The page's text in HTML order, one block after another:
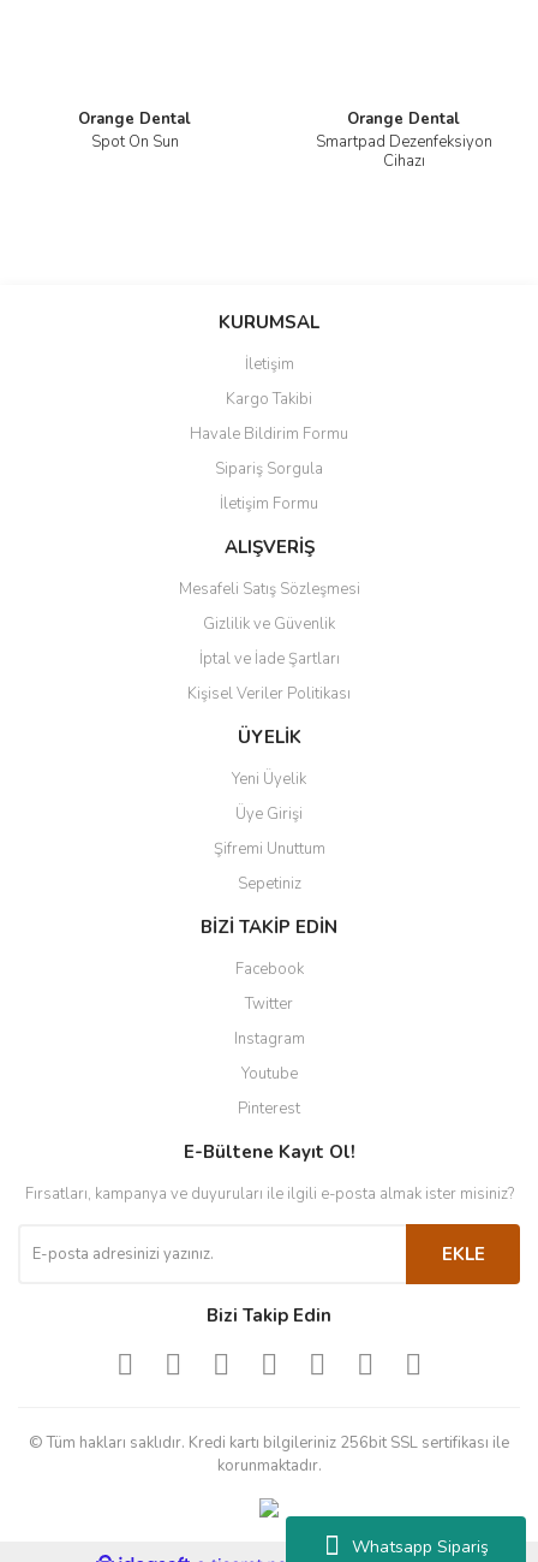
Whatsapp Sipariş
Orange Dental
Spot On Sun
Orange Dental
Smartpad Dezenfeksiyon
Cihazı
KURUMSAL
İletişim
Kargo Takibi
Havale Bildirim Formu
Sipariş Sorgula
İletişim Formu
ALIŞVERİŞ
Mesafeli Satış Sözleşmesi
Gizlilik ve Güvenlik
İptal ve İade Şartları
Kişisel Veriler Politikası
ÜYELİK
Yeni Üyelik
Üye Girişi
Şifremi Unuttum
Sepetiniz
BİZİ TAKİP EDİN
Facebook
Twitter
Instagram
Youtube
Pinterest
E-Bültene Kayıt Ol!
Fırsatları, kampanya ve duyuruları ile ilgili e-posta almak ister misiniz?
EKLE
Bizi Takip Edin
© Tüm hakları saklıdır. Kredi kartı bilgileriniz 256bit SSL sertifikası ile
korunmaktadır.